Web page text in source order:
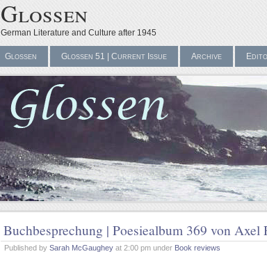
Glossen
German Literature and Culture after 1945
Glossen Glossen 51 | Current Issue Archive
Buchbesprechung | Poesiealbum 369 von Axel
Published by Sarah McGaughey at 2:00 pm under Book reviews